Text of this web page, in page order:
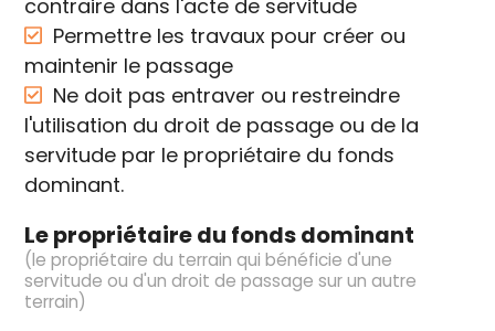
contraire dans l'acte de servitude
Permettre les travaux pour créer ou
maintenir le passage
Ne doit pas entraver ou restreindre
l'utilisation du droit de passage ou de la
servitude par le propriétaire du fonds
dominant.
Le propriétaire du fonds dominant
(le propriétaire du terrain qui bénéficie d'une
servitude ou d'un droit de passage sur un autre
terrain)